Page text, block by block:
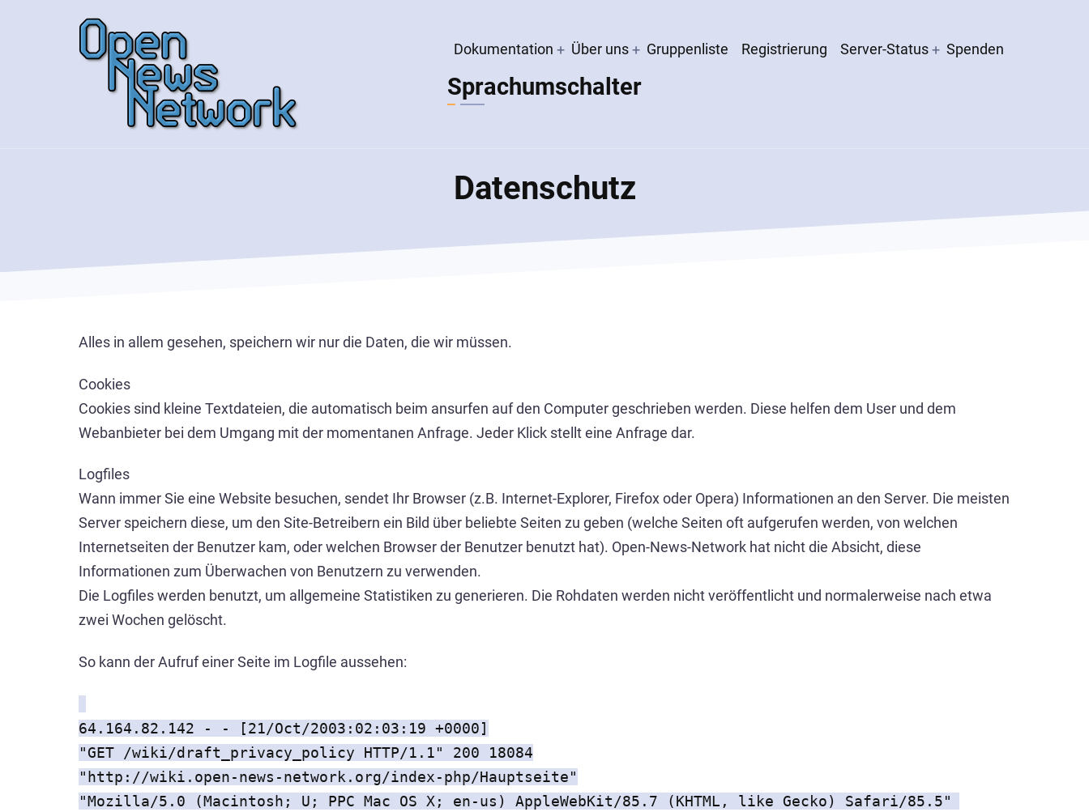
Hauptnavigation
Dokumentation Über uns Gruppenliste Registrierung Server-Status Spenden
Sprachumschalter
Datenschutz
Alles in allem gesehen, speichern wir nur die Daten, die wir müssen.
Cookies
Cookies sind kleine Textdateien, die automatisch beim ansurfen auf den Computer geschrieben werden. Diese helfen dem User und dem
Webanbieter bei dem Umgang mit der momentanen Anfrage. Jeder Klick stellt eine Anfrage dar.
Logfiles
Wann immer Sie eine Website besuchen, sendet Ihr Browser (z.B. Internet-Explorer, Firefox oder Opera) Informationen an den Server. Die meisten
Server speichern diese, um den Site-Betreibern ein Bild über beliebte Seiten zu geben (welche Seiten oft aufgerufen werden, von welchen
Internetseiten der Benutzer kam, oder welchen Browser der Benutzer benutzt hat). Open-News-Network hat nicht die Absicht, diese
Informationen zum Überwachen von Benutzern zu verwenden.
Die Logfiles werden benutzt, um allgemeine Statistiken zu generieren. Die Rohdaten werden nicht veröffentlicht und normalerweise nach etwa
zwei Wochen gelöscht.
So kann der Aufruf einer Seite im Logfile aussehen:
64.164.82.142 - - [21/Oct/2003:02:03:19 +0000]
"GET /wiki/draft_privacy_policy HTTP/1.1" 200 18084
"http://wiki.open-news-network.org/index-php/Hauptseite"
"Mozilla/5.0 (Macintosh; U; PPC Mac OS X; en-us) AppleWebKit/85.7 (KHTML, like Gecko) Safari/85.5"